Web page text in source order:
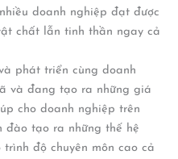
doanh nghiệp đạt được
chất lẫn tinh thần ngay cả
phát triển cùng doanh
và đang tạo ra những giá
cho doanh nghiệp trên
đào tạo ra những thế hệ
độ chuyên môn cao cả